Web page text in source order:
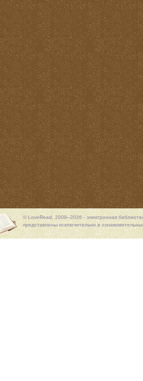
© LoveRead, 2009–2026 - электронная
представлены исключительно в